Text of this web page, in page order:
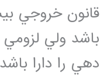
قانون خروجي
باشد ولي
دهي را دارا